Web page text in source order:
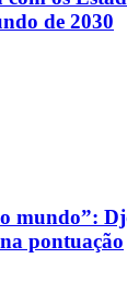
de 2030
mundo”:
pontuação